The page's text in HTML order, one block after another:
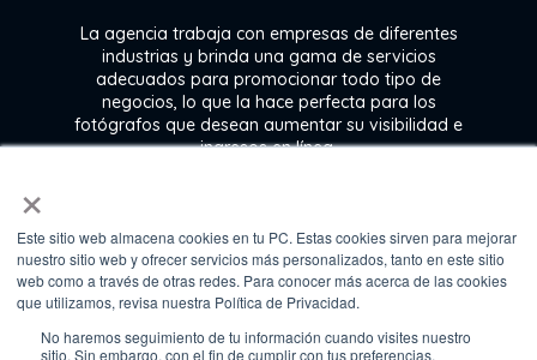
×
Este sitio web almacena cookies en tu PC. Estas cookies sirven para mejorar
nuestro sitio web y ofrecer servicios más personalizados, tanto en este sitio
web como a través de otras redes. Para conocer más acerca de las cookies
que utilizamos, revisa nuestra Política de Privacidad.
No haremos seguimiento de tu información cuando visites nuestro
sitio. Sin embargo, con el fin de cumplir con tus preferencias,
La agencia trabaja con empresas de diferentes
industrias y brinda una gama de servicios
adecuados para promocionar todo tipo de
negocios, lo que la hace perfecta para los
fotógrafos que desean aumentar su visibilidad e
ingresos en línea.
Kate Gross
Marketing & graphic design assistant at
Fixthephoto